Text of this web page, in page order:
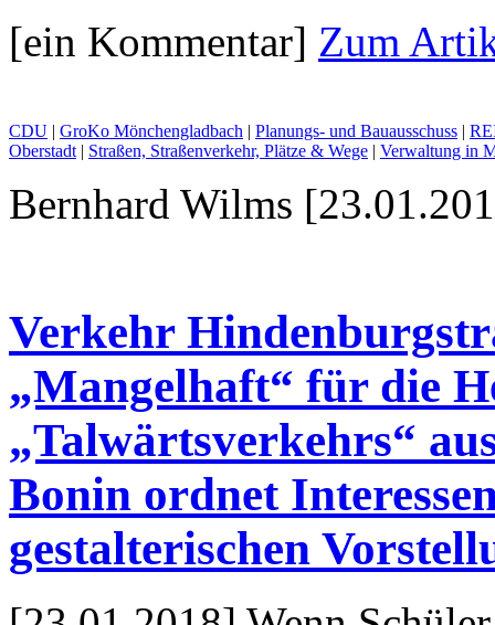
[ein Kommentar] Zum
CDU | GroKo Mönchengladbach | Planungs- und Bauausschuss |
Oberstadt | Straßen, Straßenverkehr, Plätze & Wege | Verwaltung in
Bernhard Wilms
Verkehr
„Mangelhaft“ für die
„Talwärtsverkehrs“
Bonin ordnet
gestalterischen